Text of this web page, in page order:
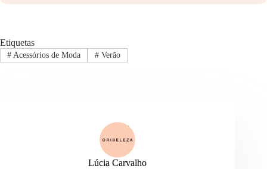
Etiquetas
#Acessórios de Moda #Verão
Lúcia Carvalho